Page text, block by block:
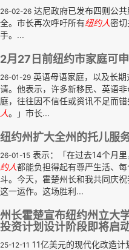
26-02-26 达尼政府已发布四则公
全。市长再次呼吁所有纽约人密
手。...
2月27日前纽约市家庭可
26-01-29 英语母语家庭，以及长
请。他表示，许多新移民、英语
庭，往往因不信任或资讯不足而
人。」市长...
纽约州扩大全州的托儿服
26-01-15 表示：「在过去14个月
约人都能负担得起有尊严生活、
斗。今天，霍楚州长和我共同庆
这一运作。这场胜利...
州长霍楚宣布纽约州立大
投资计划设计阶段即将启
25-12-11 11亿美元的现代化改造